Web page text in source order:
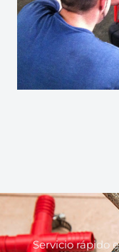
Servicio rápido